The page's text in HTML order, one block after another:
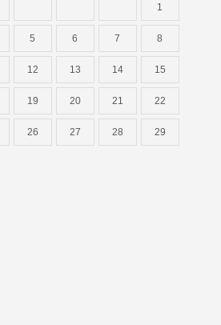
1
5 6 7 8
12 13 14 15
19 20 21 22
26 27 28 29